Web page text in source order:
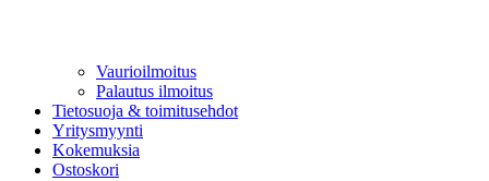
Vaurioilmoitus
Palautus ilmoitus
Tietosuoja & toimitusehdot
Yritysmyynti
Kokemuksia
Ostoskori